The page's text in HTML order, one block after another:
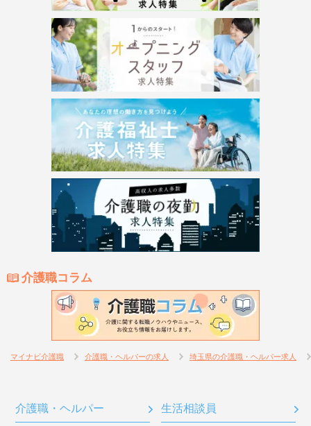
介護職コラム
マイナビ介護職 介護職・ヘルパーの求人 埼玉県の介護職・ヘルパー求人
介護職・ヘルパー 生活相談員